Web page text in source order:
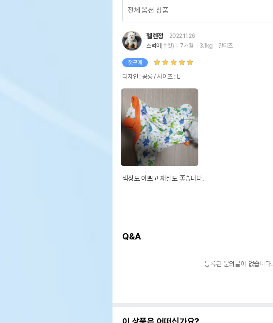
헬렌정
2022.11.26
스벅이(수컷) 7개월 3.1kg 말티즈
첫구매
디자인 : 공룡 / 사이즈 : L
색상도 이쁘고 재질도 좋습니다.
Q&A
등록된 문의글이 없습니다.